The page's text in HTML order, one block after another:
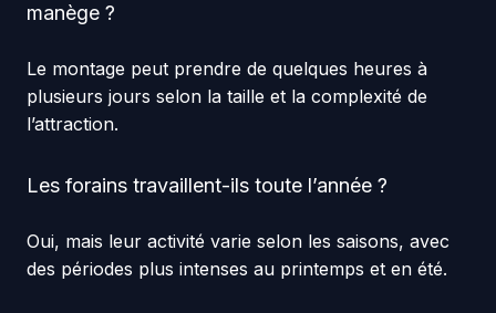
manège ?
Le montage peut prendre de quelques heures à
plusieurs jours selon la taille et la complexité de
l’attraction.
Les forains travaillent-ils toute l’année ?
Oui, mais leur activité varie selon les saisons, avec
des périodes plus intenses au printemps et en été.